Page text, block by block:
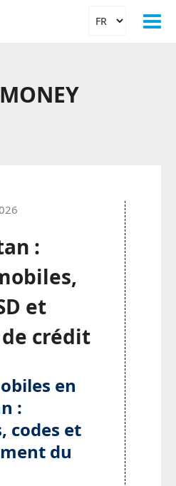
:
et
crédit
en
:
codes et
du